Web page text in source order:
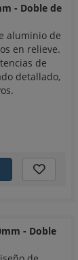
- Doble de
aluminio de
en relieve.
de
detallado,
- Doble